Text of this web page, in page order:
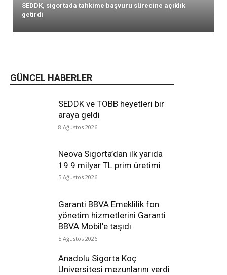
GÜNCEL HABERLER
SEDDK ve TOBB heyetleri bir
araya geldi
8 Ağustos 2026
Neova Sigorta’dan ilk yarıda
19.9 milyar TL prim üretimi
5 Ağustos 2026
Garanti BBVA Emeklilik fon
yönetim hizmetlerini Garanti
BBVA Mobil’e taşıdı
5 Ağustos 2026
Anadolu Sigorta Koç
Üniversitesi mezunlarını verdi
SEDDK, sigortada tahkime başvuru sürecine açıklık
getirdi